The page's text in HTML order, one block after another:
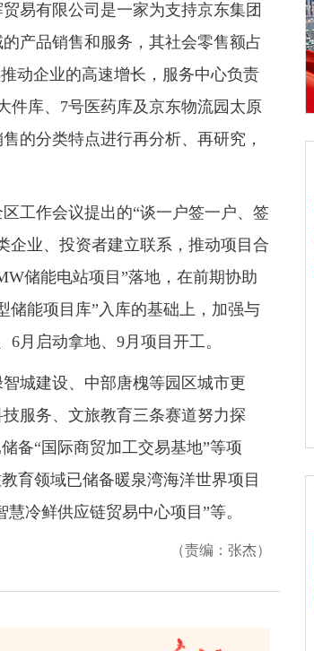
有限公司是一家为支持京东集团
产品销售和服务，其社会零售额占
动企业的高速增长，服务中心负责
件库、7号医药库及京东物流园太原
的分类特点进行再分析、再研究，
工作会议提出的“谈一户签一户、签
企业、投资者建立联系，推动项目合
储能电站项目”落地，在前期协助
储能项目库”入库的基础上，加强与
月启动拿地、9月项目开工。
城建设、中部唐槐等园区城市更
服务、文旅教育三条赛道努力探
备“国际商贸加工交易基地”等项
育领域已储备暖泉湾海洋世界项目
冷鲜供应链贸易中心项目”等。
（责编：张杰）